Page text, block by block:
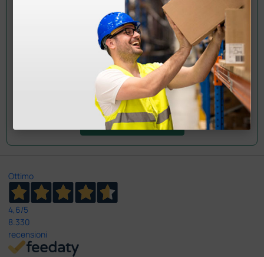
Invia ora la tua domanda ai colleghi che hanno già
acquistato questo prodotto.
Invia la tua domanda
Ottimo
4,6/5
8.330
recensioni